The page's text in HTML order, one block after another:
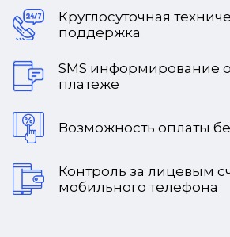
Круглосуточная
поддержка
SMS информирование
платеже
Возможность оплаты
Контроль за лицевым
мобильного телефона